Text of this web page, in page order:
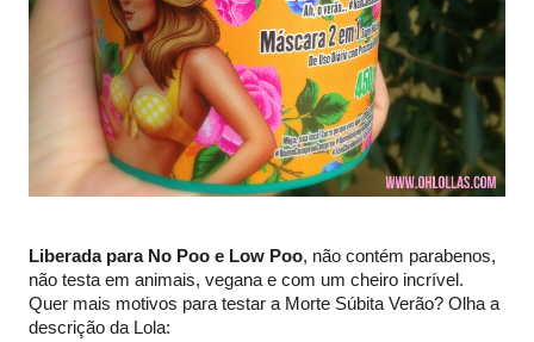
Liberada para No Poo e Low Poo, não contém parabenos,
não testa em animais, vegana e com um cheiro incrível.
Quer mais motivos para testar a Morte Súbita Verão? Olha a
descrição da Lola: